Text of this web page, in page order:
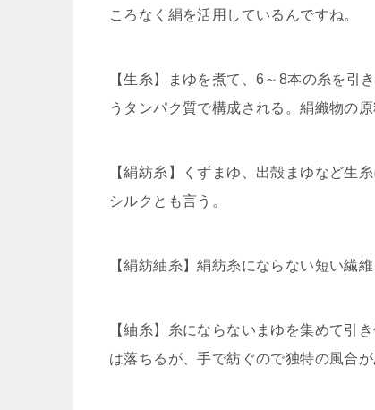
ころなく絹を活用しているんですね。
【生糸】まゆを煮て、6～8本の糸を引
うタンパク質で構成される。絹織物の
【絹紡糸】くずまゆ、出殻まゆなど生
シルクとも言う。
【絹紡紬糸】絹紡糸にならない短い繊
【紬糸】糸にならないまゆを集めて引
は落ちるが、手で紡ぐので独特の風合が